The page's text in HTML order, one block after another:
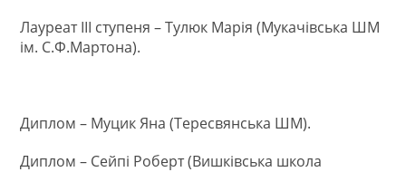
Лауреат ІІІ ступеня – Тулюк Марія (Мукачівська ШМ
ім. С.Ф.Мартона).
Диплом – Муцик Яна (Тересвянська ШМ).
Диплом – Сейпі Роберт (Вишківська школа